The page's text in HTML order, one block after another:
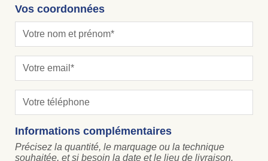
Vos coordonnées
Informations complémentaires
Précisez la quantité, le marquage ou la technique
souhaitée, et si besoin la date et le lieu de livraison.